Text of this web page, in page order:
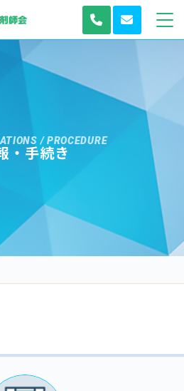
/ PROCEDURE
・手続き